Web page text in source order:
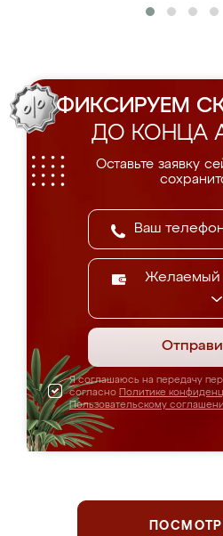
ФИКСИРУЕМ
ДО КОНЦА
Оставьте заявку
Желаемый
Я соглашаюсь на передачу
согласно Политике
Пользовательскому